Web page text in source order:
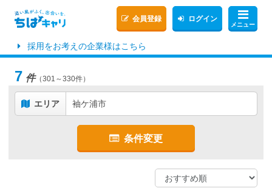
メニュー
会員登録 ログイン
採用をお考えの企業様はこちら
7 件（301～330件）
エリア 袖ケ浦市
条件変更